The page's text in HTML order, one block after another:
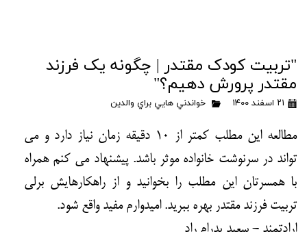
"تربیت کودک مقتدر | چگونه یک فرزند
مقتدر پرورش دهیم؟"
۲۱ اسفند ۱۴۰۰ خواندني هايي براي والدين
مطالعه این مطلب کمتر از ۱۰ دقیقه زمان نیاز دارد و می
تواند در سرنوشت خانواده موثر باشد. پیشنهاد می کنم همراه
با همسرتان این مطلب را بخوانید و از راهکارهایش برلی
تربیت فرزند مقتدر بهره ببرید. امیدوارم مفید واقع شود.